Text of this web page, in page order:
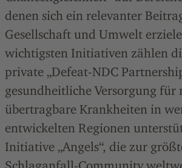
denen sich ein relevanter
Gesellschaft und Umwelt
wichtigsten Initiativen zählen
private „Defeat-NDC
gesundheitliche Versorgung für
übertragbare Krankheiten in
entwickelten Regionen
Initiative „Angels“, die zur